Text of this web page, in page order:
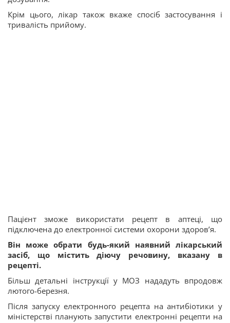
Крім цього, лікар також вкаже спосіб застосування і
тривалість прийому.
Пацієнт зможе використати рецепт в аптеці, що
підключена до електронної системи охорони здоровʼя.
Він може обрати будь-який наявний лікарський
засіб, що містить діючу речовину, вказану в
рецепті.
Більш детальні інструкції у МОЗ нададуть впродовж
лютого-березня.
Після запуску електронного рецепта на антибіотики у
міністерстві планують запустити електронні рецепти на